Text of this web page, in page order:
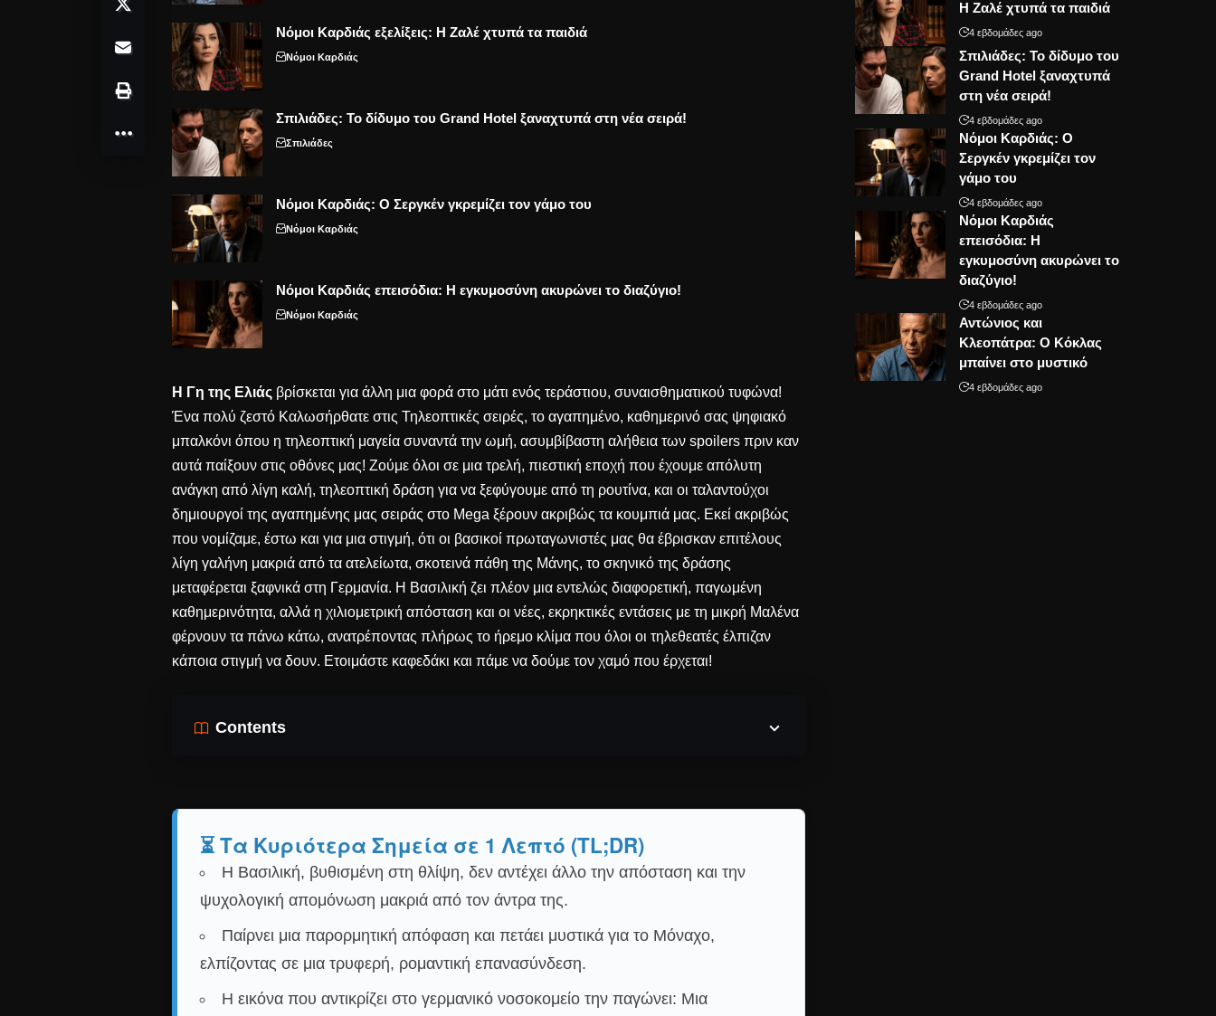
Νόμοι Καρδιάς εξελίξεις: Η Ζαλέ χτυπά τα παιδιά
Νόμοι Καρδιάς
Σπιλιάδες: Το δίδυμο του Grand Hotel ξαναχτυπά στη νέα σειρά!
Σπιλιάδες
Νόμοι Καρδιάς: Ο Σεργκέν γκρεμίζει τον γάμο του
Νόμοι Καρδιάς
Νόμοι Καρδιάς επεισόδια: Η εγκυμοσύνη ακυρώνει το διαζύγιο!
Νόμοι Καρδιάς
Η Γη της Ελιάς βρίσκεται για άλλη μια φορά στο μάτι ενός τεράστιου, συναισθηματικού τυφώνα!
Ένα πολύ ζεστό Καλωσήρθατε στις Τηλεοπτικές σειρές, το αγαπημένο, καθημερινό σας ψηφιακό
μπαλκόνι όπου η τηλεοπτική μαγεία συναντά την ωμή, ασυμβίβαστη αλήθεια των spoilers πριν καν
αυτά παίξουν στις οθόνες μας! Ζούμε όλοι σε μια τρελή, πιεστική εποχή που έχουμε απόλυτη
ανάγκη από λίγη καλή, τηλεοπτική δράση για να ξεφύγουμε από τη ρουτίνα, και οι ταλαντούχοι
δημιουργοί της αγαπημένης μας σειράς στο Mega ξέρουν ακριβώς τα κουμπιά μας. Εκεί ακριβώς
που νομίζαμε, έστω και για μια στιγμή, ότι οι βασικοί πρωταγωνιστές μας θα έβρισκαν επιτέλους
λίγη γαλήνη μακριά από τα ατελείωτα, σκοτεινά πάθη της Μάνης, το σκηνικό της δράσης
μεταφέρεται ξαφνικά στη Γερμανία. Η Βασιλική ζει πλέον μια εντελώς διαφορετική, παγωμένη
καθημερινότητα, αλλά η χιλιομετρική απόσταση και οι νέες, εκρηκτικές εντάσεις με τη μικρή Μαλένα
φέρνουν τα πάνω κάτω, ανατρέποντας πλήρως το ήρεμο κλίμα που όλοι οι τηλεθεατές έλπιζαν
κάποια στιγμή να δουν. Ετοιμάστε καφεδάκι και πάμε να δούμε τον χαμό που έρχεται!
Contents
⏳ Τα Κυριότερα Σημεία σε 1 Λεπτό (TL;DR)
Η Βασιλική, βυθισμένη στη θλίψη, δεν αντέχει άλλο την απόσταση και την
ψυχολογική απομόνωση μακριά από τον άντρα της.
Παίρνει μια παρορμητική απόφαση και πετάει μυστικά για το Μόναχο,
ελπίζοντας σε μια τρυφερή, ρομαντική επανασύνδεση.
Η εικόνα που αντικρίζει στο γερμανικό νοσοκομείο την παγώνει: Μια
Η Ζαλέ χτυπά τα παιδιά
4 εβδομάδες ago
Σπιλιάδες: Το δίδυμο του
Grand Hotel ξαναχτυπά
στη νέα σειρά!
4 εβδομάδες ago
Νόμοι Καρδιάς: Ο
Σεργκέν γκρεμίζει τον
γάμο του
4 εβδομάδες ago
Νόμοι Καρδιάς
επεισόδια: Η
εγκυμοσύνη ακυρώνει το
διαζύγιο!
4 εβδομάδες ago
Αντώνιος και
Κλεοπάτρα: Ο Κόκλας
μπαίνει στο μυστικό
4 εβδομάδες ago